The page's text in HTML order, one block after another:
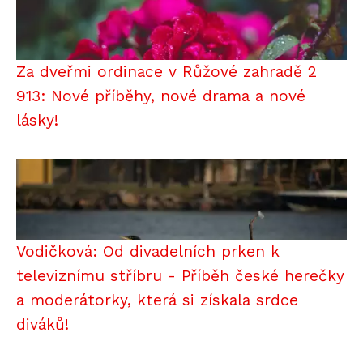
Za dveřmi ordinace v Růžové zahradě 2
913: Nové příběhy, nové drama a nové
lásky!
Vodičková: Od divadelních prken k
televiznímu stříbru - Příběh české herečky
a moderátorky, která si získala srdce
diváků!